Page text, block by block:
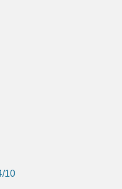
10